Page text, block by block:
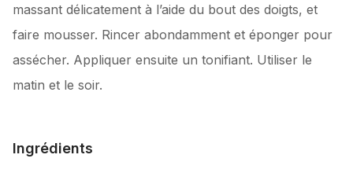
massant délicatement à l’aide du bout des doigts, et
faire mousser. Rincer abondamment et éponger pour
assécher. Appliquer ensuite un tonifiant. Utiliser le
matin et le soir.
Ingrédients